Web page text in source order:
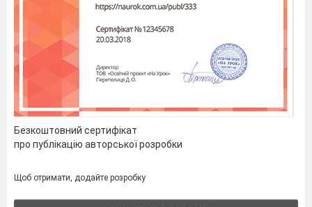
2.Як на термометрі зміниться температура.
Якщо температура підвищиться на 5
зменшиться на 70С?
Безкоштовний сертифікат
про публікацію авторської розробки
Щоб отримати, додайте розробку